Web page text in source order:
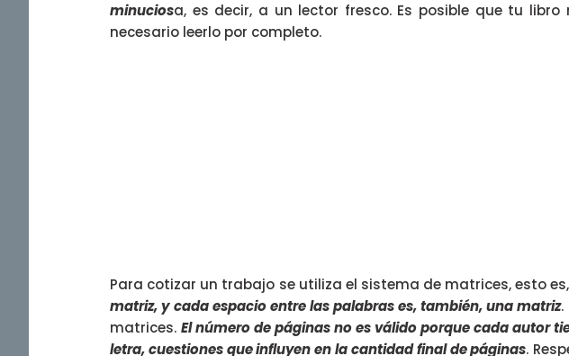
minuciosa, es decir, a un lector fresco. Es posible que tu
necesario leerlo por completo.
Para cotizar un trabajo se utiliza el sistema de matrices, esto
matriz, y cada espacio entre las palabras es, también, una matriz.
matrices.El número de páginas no es válido porque cada autor
letra, cuestiones que influyen en la cantidad final de páginas.